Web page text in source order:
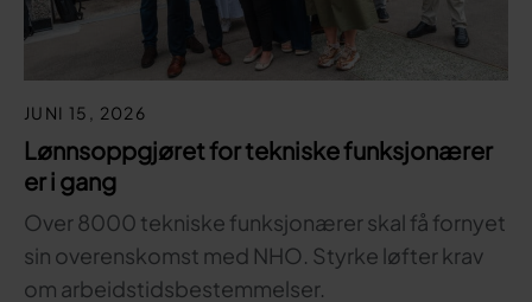
JUNI 15, 2026
Lønnsoppgjøret for tekniske funksjonærer
er i gang
Over 8000 tekniske funksjonærer skal få fornyet
sin overenskomst med NHO. Styrke løfter krav
om arbeidstidsbestemmelser.